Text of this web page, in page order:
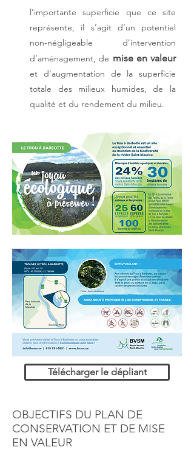
l’importante superficie que ce site
représente, il s’agit d’un potentiel
non-négligeable d’intervention
d’aménagement, de mise en valeur
et d’augmentation de la superficie
totale des milieux humides, de la
qualité et du rendement du milieu.
Télécharger le dépliant
OBJECTIFS DU PLAN DE
CONSERVATION ET DE MISE
EN VALEUR